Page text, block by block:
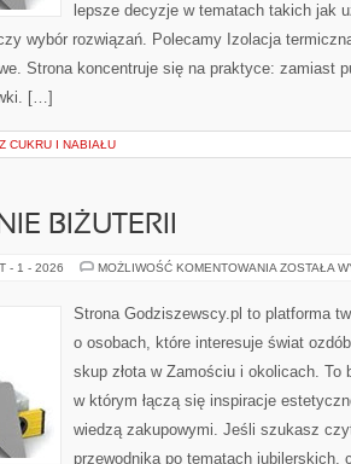
lepsze decyzje w tematach takich jak
wybór rozwiązań. Polecamy Izolacja
Strona koncentruje się na praktyce: zamiast
[…]
CUKRU I NABIAŁU
BIŻUTERII
- 1 - 2026 MOŻLIWOŚĆ KOMENTOWANIA DIY
BIŻUTERII
ZOSTAŁA
Strona Godziszewscy.pl to platforma
o osobach, które interesuje świat
skup złota w Zamościu i okolicach. To
w którym łączą się inspiracje
wiedzą zakupowymi. Jeśli szukasz
przewodnika po tematach jubilerskich,